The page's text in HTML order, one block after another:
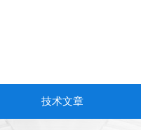
技术文章